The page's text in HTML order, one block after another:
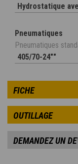
Hydrostatique
Pneumatiques
Pneumatiques
405/70-24""
FICHE
OUTILLAGE
DEMANDEZ UN